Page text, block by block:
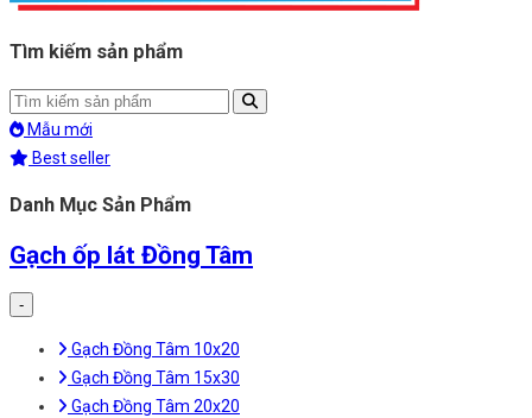
Tìm kiếm sản phẩm
Mẫu mới
Best seller
Danh Mục Sản Phẩm
Gạch ốp lát Đồng Tâm
-
Gạch Đồng Tâm 10x20
Gạch Đồng Tâm 15x30
Gạch Đồng Tâm 20x20